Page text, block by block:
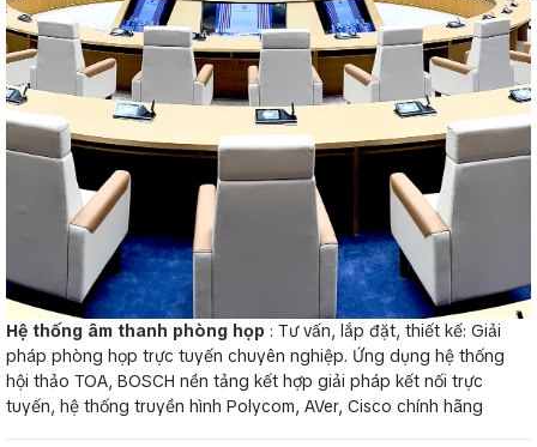
Hệ thống âm thanh phòng họp : Tư vấn, lắp đặt, thiết kế: Giải
pháp phòng họp trực tuyến chuyên nghiệp. Ứng dụng hệ thống
hội thảo TOA, BOSCH nền tảng kết hợp giải pháp kết nối trực
tuyến, hệ thống truyền hình Polycom, AVer, Cisco chính hãng